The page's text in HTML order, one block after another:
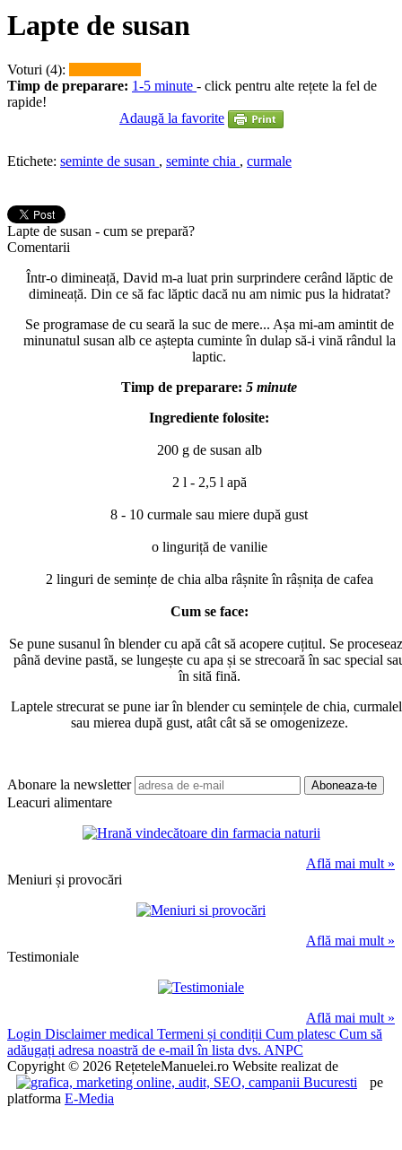
Lapte de susan
Voturi (4):
Timp de preparare: 1-5 minute - click pentru alte rețete la fel de
rapide!
Adaugă la favorite
Etichete: seminte de susan , seminte chia , curmale
Lapte de susan - cum se prepară?
Comentarii
Într-o dimineață, David m-a luat prin surprindere cerând lăptic de
dimineață. Din ce să fac lăptic dacă nu am nimic pus la hidratat?
Se programase de cu seară la suc de mere... Așa mi-am amintit de
minunatul susan alb ce aștepta cuminte în dulap să-i vină rândul la
laptic.
Timp de preparare: 5 minute
Ingrediente folosite:
200 g de susan alb
2 l - 2,5 l apă
8 - 10 curmale sau miere după gust
o linguriță de vanilie
2 linguri de semințe de chia alba râșnite în râșnița de cafea
Cum se face:
Se pune susanul în blender cu apă cât să acopere cuțitul. Se
până devine pastă, se lungește cu apa și se strecoară în sac special
în sită fină.
Laptele strecurat se pune iar în blender cu semințele de chia,
sau mierea după gust, atât cât să se omogenizeze.
Abonare la newsletter
Leacuri alimentare
Află mai mult »
Meniuri și provocări
Află mai mult »
Testimoniale
Află mai mult »
Login Disclaimer medical Termeni și condiții Cum platesc Cum să
adăugați adresa noastră de e-mail în lista dvs. ANPC
Copyright © 2026 RețeteleManuelei.ro Website realizat de
pe
platforma E-Media